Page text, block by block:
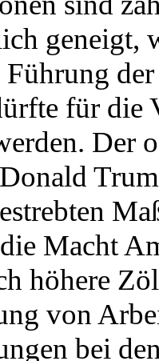
geneigt,
für die
Der
Macht
höhere
von
bei